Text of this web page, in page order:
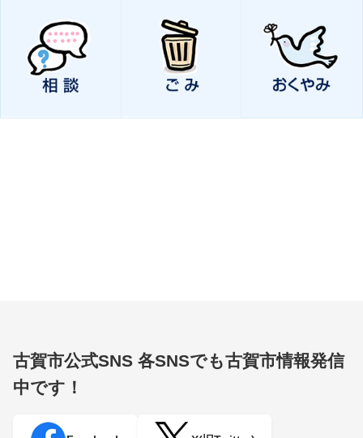
古賀市公式SNS 各SNSでも古賀市情報発信
中です！